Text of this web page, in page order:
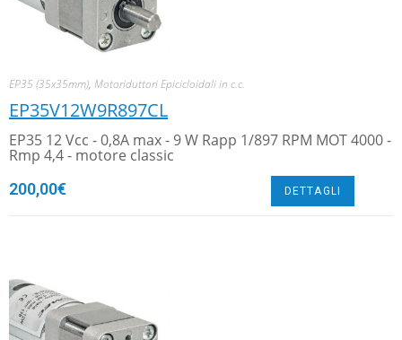
EP35 (35x35mm), Motoriduttori Epicicloidali in c.c.
EP35V12W9R897CL
EP35 12 Vcc - 0,8A max - 9 W Rapp 1/897 RPM MOT 4000 -
Rmp 4,4 - motore classic
200,00€ DETTAGLI